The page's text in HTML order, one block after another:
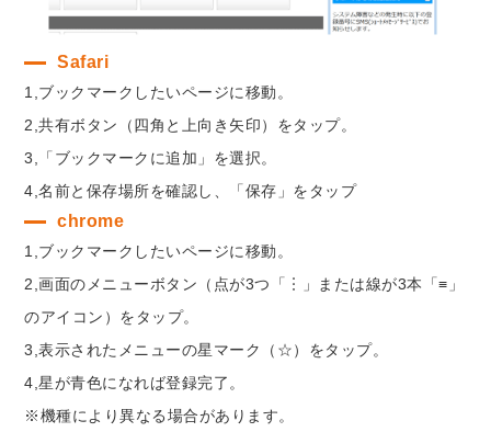
Safari
1,ブックマークしたいページに移動。
2,共有ボタン（四角と上向き矢印）をタップ。
3,「ブックマークに追加」を選択。
4,名前と保存場所を確認し、「保存」をタップ
chrome
1,ブックマークしたいページに移動。
2,画面のメニューボタン（点が3つ「︙」または線が3本「≡」
のアイコン）をタップ。
3,表示されたメニューの星マーク（☆）をタップ。
4,星が青色になれば登録完了。
※機種により異なる場合があります。